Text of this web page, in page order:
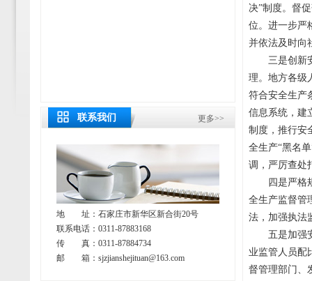
更多>>
联系我们
地 址：石家庄市新华区新合街20号
联系电话：0311-87883168
传 真：0311-87884734
邮 箱：sjzjianshejituan@163.com
决”制度。督
位。进一步严
并依法及时向
三是创新安
理。地方各级
符合安全生产
信息系统，建
制度，推行安
全生产“黑名
调，严厉查处
四是严格规
全生产监督管
法，加强执法
五是加强安
业监管人员配
督管理部门、